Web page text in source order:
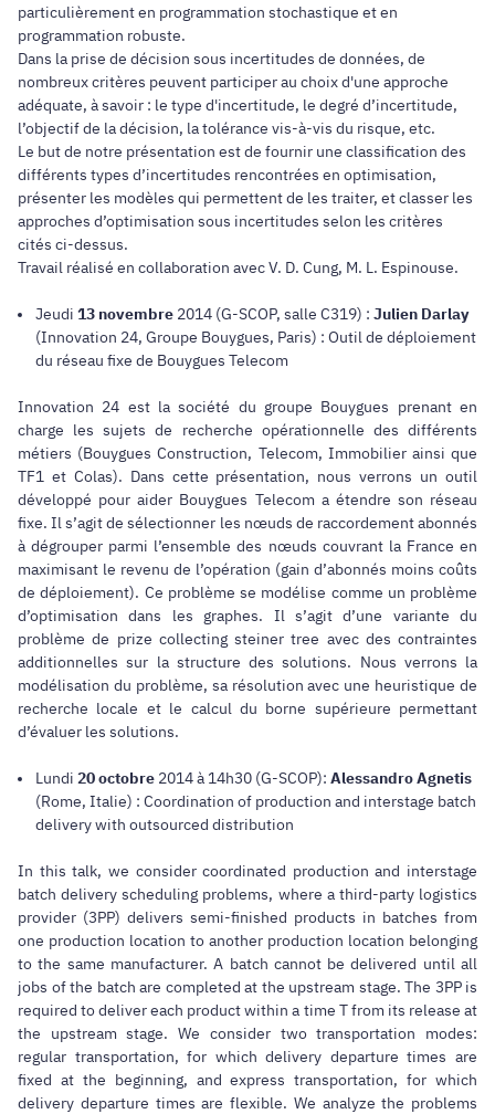
particulièrement en programmation stochastique et en
programmation robuste.
Dans la prise de décision sous incertitudes de données, de
nombreux critères peuvent participer au choix d'une approche
adéquate, à savoir : le type d'incertitude, le degré d’incertitude,
l’objectif de la décision, la tolérance vis-à-vis du risque, etc.
Le but de notre présentation est de fournir une classification des
différents types d’incertitudes rencontrées en optimisation,
présenter les modèles qui permettent de les traiter, et classer les
approches d’optimisation sous incertitudes selon les critères
cités ci-dessus.
Travail réalisé en collaboration avec V. D. Cung, M. L. Espinouse.
Jeudi 13 novembre 2014 (G-SCOP, salle C319) : Julien Darlay
(Innovation 24, Groupe Bouygues, Paris) : Outil de déploiement
du réseau fixe de Bouygues Telecom
Innovation 24 est la société du groupe Bouygues prenant en
charge les sujets de recherche opérationnelle des différents
métiers (Bouygues Construction, Telecom, Immobilier ainsi que
TF1 et Colas). Dans cette présentation, nous verrons un outil
développé pour aider Bouygues Telecom a étendre son réseau
fixe. Il s’agit de sélectionner les nœuds de raccordement abonnés
à dégrouper parmi l’ensemble des nœuds couvrant la France en
maximisant le revenu de l’opération (gain d’abonnés moins coûts
de déploiement). Ce problème se modélise comme un problème
d’optimisation dans les graphes. Il s’agit d’une variante du
problème de prize collecting steiner tree avec des contraintes
additionnelles sur la structure des solutions. Nous verrons la
modélisation du problème, sa résolution avec une heuristique de
recherche locale et le calcul du borne supérieure permettant
d’évaluer les solutions.
Lundi 20 octobre 2014 à 14h30 (G-SCOP): Alessandro Agnetis
(Rome, Italie) : Coordination of production and interstage batch
delivery with outsourced distribution
In this talk, we consider coordinated production and interstage
batch delivery scheduling problems, where a third-party logistics
provider (3PP) delivers semi-finished products in batches from
one production location to another production location belonging
to the same manufacturer. A batch cannot be delivered until all
jobs of the batch are completed at the upstream stage. The 3PP is
required to deliver each product within a time T from its release at
the upstream stage. We consider two transportation modes:
regular transportation, for which delivery departure times are
fixed at the beginning, and express transportation, for which
delivery departure times are flexible. We analyze the problems